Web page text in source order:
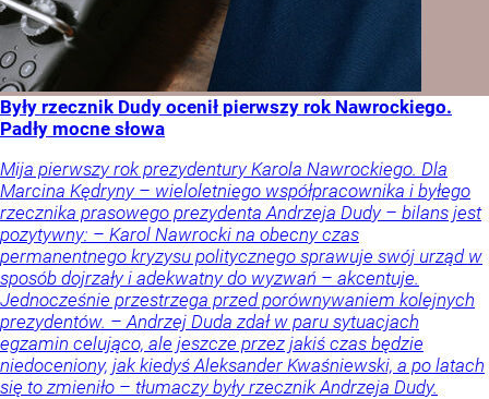
Były rzecznik Dudy ocenił pierwszy rok Nawrockiego.
Padły mocne słowa
Mija pierwszy rok prezydentury Karola Nawrockiego. Dla
Marcina Kędryny – wieloletniego współpracownika i byłego
rzecznika prasowego prezydenta Andrzeja Dudy – bilans jest
pozytywny: – Karol Nawrocki na obecny czas
permanentnego kryzysu politycznego sprawuje swój urząd w
sposób dojrzały i adekwatny do wyzwań – akcentuje.
Jednocześnie przestrzega przed porównywaniem kolejnych
prezydentów. – Andrzej Duda zdał w paru sytuacjach
egzamin celująco, ale jeszcze przez jakiś czas będzie
niedoceniony, jak kiedyś Aleksander Kwaśniewski, a po latach
się to zmieniło – tłumaczy były rzecznik Andrzeja Dudy.